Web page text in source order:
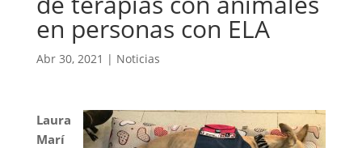
en personas con ELA
Abr 30, 2021 | Noticias
Laura
Marí